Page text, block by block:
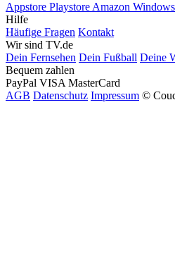
Appstore Playstore Amazon Windows
Hilfe
Häufige Fragen Kontakt
Wir sind TV.de
Dein Fernsehen Dein Fußball Deine
Bequem zahlen
PayPal VISA MasterCard
AGB Datenschutz Impressum ©